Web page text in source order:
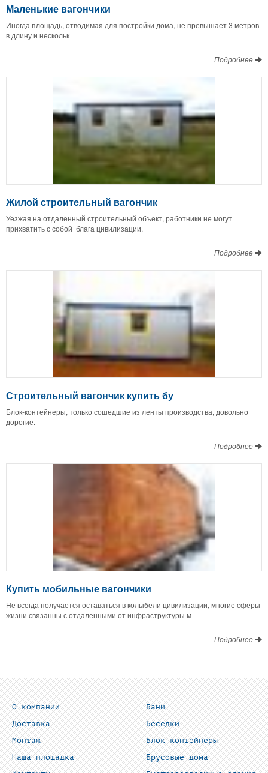
Маленькие вагончики
Иногда площадь, отводимая для постройки дома, не превышает 3 метров
в длину и нескольк
Подробнее
Жилой строительный вагончик
Уезжая на отдаленный строительный объект, работники не могут
прихватить с собой блага цивилизации.
Подробнее
Строительный вагончик купить бу
Блок-контейнеры, только сошедшие из ленты производства, довольно
дорогие.
Подробнее
Купить мобильные вагончики
Не всегда получается оставаться в колыбели цивилизации, многие сферы
жизни связанны с отдаленными от инфраструктуры м
Подробнее
О компании
Доставка
Монтаж
Наша площадка
Бани
Беседки
Блок контейнеры
Брусовые дома